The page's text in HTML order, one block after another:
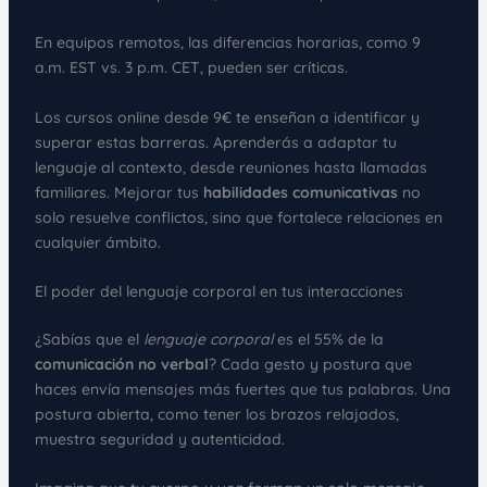
En equipos remotos, las diferencias horarias, como 9
a.m. EST vs. 3 p.m. CET, pueden ser críticas.
Los cursos online desde 9€ te enseñan a identificar y
superar estas barreras. Aprenderás a adaptar tu
lenguaje al contexto, desde reuniones hasta llamadas
familiares. Mejorar tus habilidades comunicativas no
solo resuelve conflictos, sino que fortalece relaciones en
cualquier ámbito.
El poder del lenguaje corporal en tus interacciones
¿Sabías que el lenguaje corporales el 55% de la
comunicación no verbal? Cada gesto y postura que
haces envía mensajes más fuertes que tus palabras. Una
postura abierta, como tener los brazos relajados,
muestra seguridad y autenticidad.